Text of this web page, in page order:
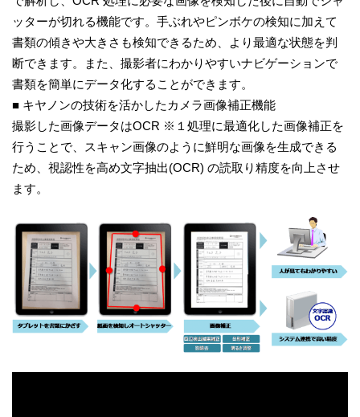
ッターが切れる機能です。手ぶれやピンボケの検知に加えて
書類の傾きや大きさも検知できるため、より最適な状態を判
断できます。また、撮影者にわかりやすいナビゲーションで
書類を簡単にデータ化することができます。
■ キヤノンの技術を活かしたカメラ画像補正機能
撮影した画像データはOCR ※１処理に最適化した画像補正を
行うことで、スキャン画像のように鮮明な画像を生成できる
ため、視認性を高め文字抽出(OCR) の読取り精度を向上させ
ます。